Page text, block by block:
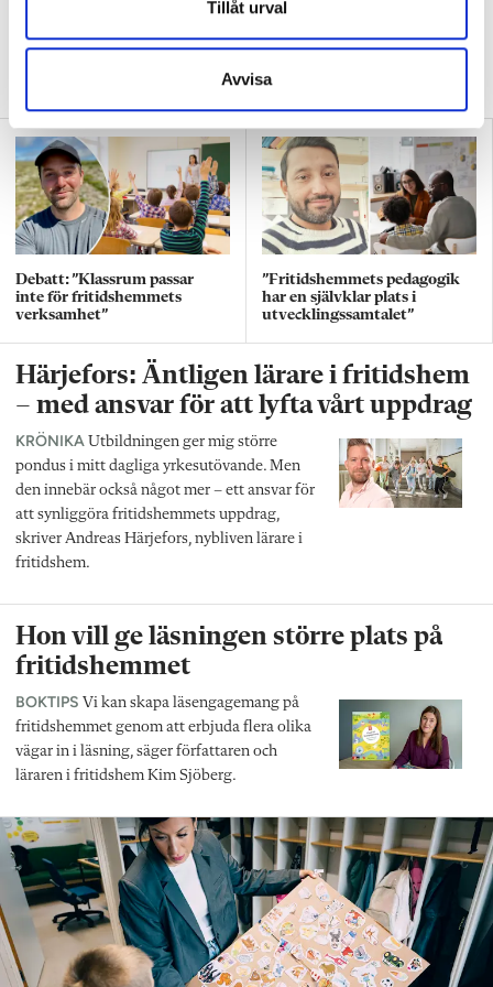
Tillåt urval
Avvisa
eleverna tog över
började det hända positiva saker.
Debatt: ”Klassrum passar
inte för fritidshemmets
verksamhet”
”Fritidshemmets pedagogik
har en självklar plats i
utvecklingssamtalet”
Härjefors: Äntligen lärare i fritidshem
– med ansvar för att lyfta vårt uppdrag
KRÖNIKA Utbildningen ger mig större
pondus i mitt dagliga yrkesutövande. Men
den innebär också något mer – ett ansvar för
att synliggöra fritidshemmets uppdrag,
skriver Andreas Härjefors, nybliven lärare i
fritidshem.
Hon vill ge läsningen större plats på
fritidshemmet
BOKTIPS Vi kan skapa läsengagemang på
fritidshemmet genom att erbjuda flera olika
vägar in i läsning, säger författaren och
läraren i fritidshem Kim Sjöberg.